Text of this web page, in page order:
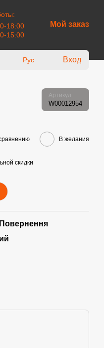
18:00
15:00
Мой заказ
Рус Вход
Артикул
W00012954
В желания
скидки
Повернення